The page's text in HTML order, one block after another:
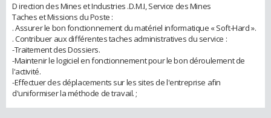
D irection des Mines et Industries .D.M.I, Service des Mines
Taches et Missions du Poste :
. Assurer le bon fonctionnement du matériel informatique « Soft-Hard ».
. Contribuer aux différentes taches administratives du service :
-Traitement des Dossiers.
-Maintenir le logiciel en fonctionnement pour le bon déroulement de
l'activité.
-Effectuer des déplacements sur les sites de l'entreprise afin
d'uniformiser la méthode de travail. ;